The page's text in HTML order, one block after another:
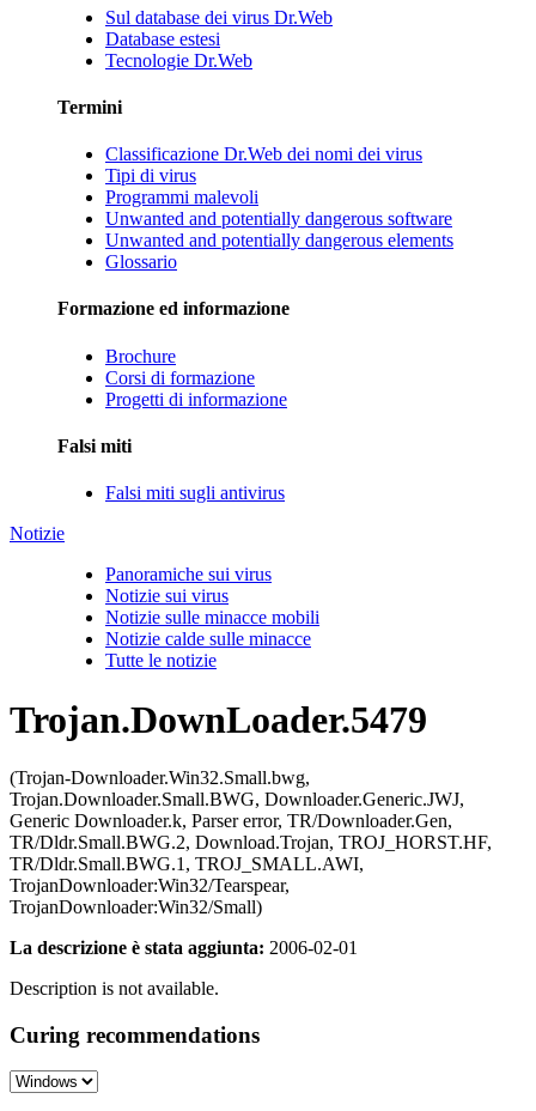
Sul database dei virus Dr.Web
Database estesi
Tecnologie Dr.Web
Termini
Classificazione Dr.Web dei nomi dei virus
Tipi di virus
Programmi malevoli
Unwanted and potentially dangerous software
Unwanted and potentially dangerous elements
Glossario
Formazione ed informazione
Brochure
Corsi di formazione
Progetti di informazione
Falsi miti
Falsi miti sugli antivirus
Notizie
Panoramiche sui virus
Notizie sui virus
Notizie sulle minacce mobili
Notizie calde sulle minacce
Tutte le notizie
Trojan.DownLoader.5479
(Trojan-Downloader.Win32.Small.bwg,
Trojan.Downloader.Small.BWG, Downloader.Generic.JWJ,
Generic Downloader.k, Parser error, TR/Downloader.Gen,
TR/Dldr.Small.BWG.2, Download.Trojan, TROJ_HORST.HF,
TR/Dldr.Small.BWG.1, TROJ_SMALL.AWI,
TrojanDownloader:Win32/Tearspear,
TrojanDownloader:Win32/Small)
La descrizione è stata aggiunta: 2006-02-01
Description is not available.
Curing recommendations